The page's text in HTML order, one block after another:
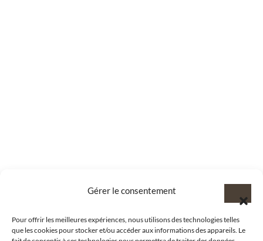
Gérer le consentement
Pour offrir les meilleures expériences, nous utilisons des technologies telles
que les cookies pour stocker et/ou accéder aux informations des appareils. Le